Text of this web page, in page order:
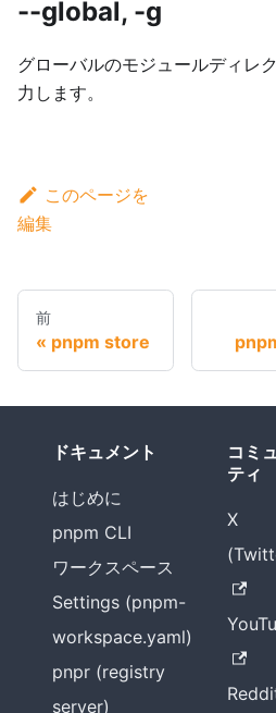
--global, -g
グローバルのモジュールディレ
力します。
このページを
編集
前
pnpm store
ドキュメント
はじめに
pnpm CLI
ワークスペース
Settings (pnpm-
workspace.yaml)
pnpr (registry
server)
コミ
ティ
X